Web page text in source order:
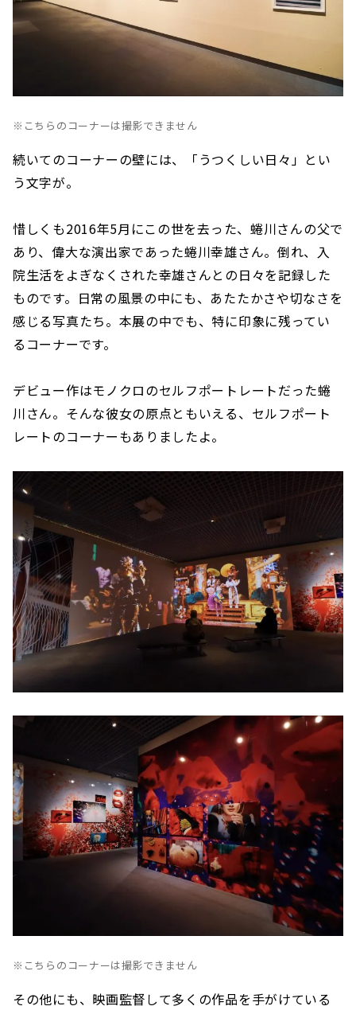
※こちらのコーナーは撮影できません
続いてのコーナーの壁には、「うつくしい日々」とい
う文字が。
惜しくも2016年5月にこの世を去った、蜷川さんの父で
あり、偉大な演出家であった蜷川幸雄さん。倒れ、入
院生活をよぎなくされた幸雄さんとの日々を記録した
ものです。日常の風景の中にも、あたたかさや切なさを
感じる写真たち。本展の中でも、特に印象に残ってい
るコーナーです。
デビュー作はモノクロのセルフポートレートだった蜷
川さん。そんな彼女の原点ともいえる、セルフポート
レートのコーナーもありましたよ。
※こちらのコーナーは撮影できません
その他にも、映画監督して多くの作品を手がけている